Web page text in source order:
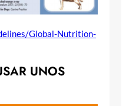
Global-Nutrition-
UNOS